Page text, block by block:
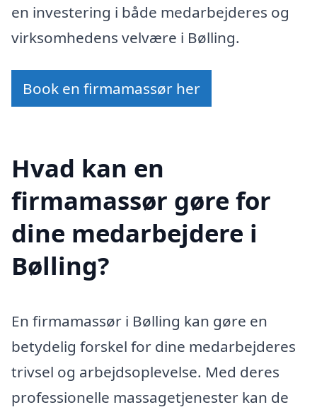
en investering i både medarbejderes og
virksomhedens velvære i Bølling.
Book en firmamassør her
Hvad kan en
firmamassør gøre for
dine medarbejdere i
Bølling?
En firmamassør i Bølling kan gøre en
betydelig forskel for dine medarbejderes
trivsel og arbejdsoplevelse. Med deres
professionelle massagetjenester kan de